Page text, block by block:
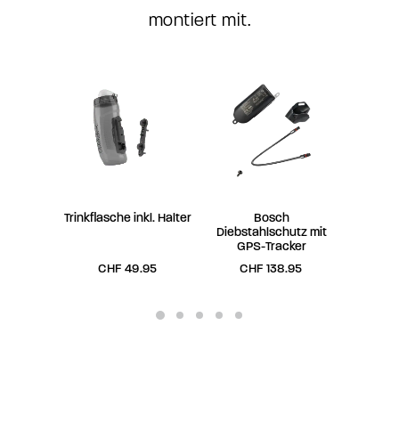
montiert mit.
Trinkflasche inkl. Halter
CHF 49.95
Bosch
Diebstahlschutz mit
GPS-Tracker
CHF 138.95